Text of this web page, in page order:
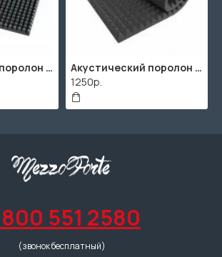
Акустический поролон "Пирамида" / 480x480х30мм / Темно-серый
Акустический поролон "Пирамида" / 2000х1000мм
1250р.
551 2580
(звонок бесплатный)